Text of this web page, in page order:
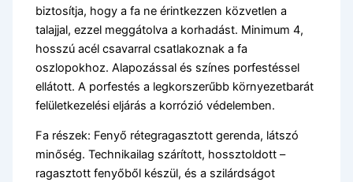
biztosítja, hogy a fa ne érintkezzen közvetlen a
talajjal, ezzel meggátolva a korhadást. Minimum 4,
hosszú acél csavarral csatlakoznak a fa
oszlopokhoz. Alapozással és színes porfestéssel
ellátott. A porfestés a legkorszerűbb környezetbarát
felületkezelési eljárás a korrózió védelemben.
Fa részek: Fenyő rétegragasztott gerenda, látszó
minőség. Technikailag szárított, hossztoldott –
ragasztott fenyőből készül, és a szilárdságot